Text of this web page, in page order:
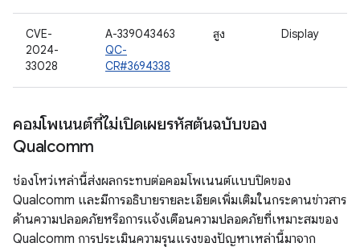
CVE-
2024-
33028
A-339043463
QC-
CR#3694338
สูง Display
คอมโพเนนต์ที่ไม่เปิดเผยรหัสต้นฉบับของ
Qualcomm
ช่องโหว่เหล่านี้ส่งผลกระทบต่อคอมโพเนนต์แบบปิดของ
Qualcomm และมีการอธิบายรายละเอียดเพิ่มเติมในกระดานข่าวสาร
ด้านความปลอดภัยหรือการแจ้งเตือนความปลอดภัยที่เหมาะสมของ
Qualcomm การประเมินความรุนแรงของปัญหาเหล่านี้มาจาก